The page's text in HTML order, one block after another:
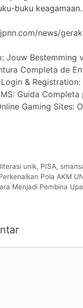
buku keagamaan.
news/
Jouw Bestemming
Completa de
&
Guida
Gaming Sites:
literasi unik, PISA,
Pola AKM
Menjadi Pembina